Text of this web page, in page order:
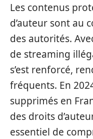
Les contenus
d’auteur sont au
des autorités.
de streaming
s’est renforcé,
fréquents. En
supprimés en
des droits
essentiel de